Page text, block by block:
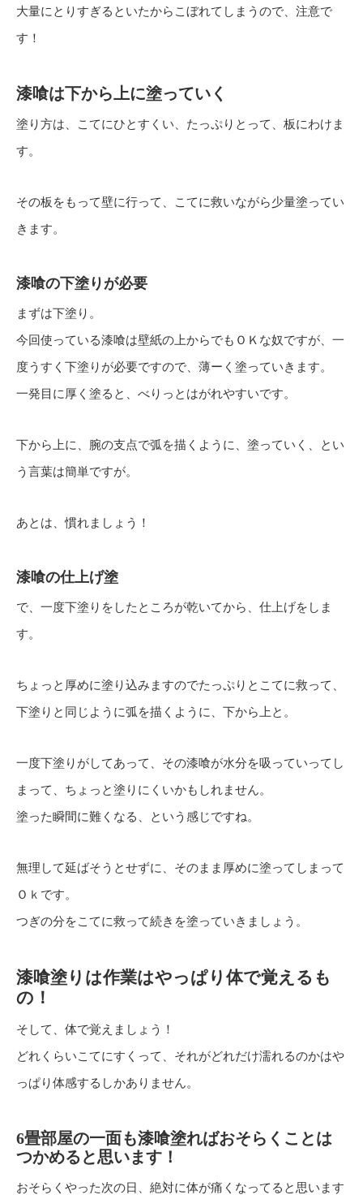
大量にとりすぎるといたからこぼれてしまうので、注意で
す！
漆喰は下から上に塗っていく
塗り方は、こてにひとすくい、たっぷりとって、板にわけま
す。
その板をもって壁に行って、こてに救いながら少量塗ってい
きます。
漆喰の下塗りが必要
まずは下塗り。
今回使っている漆喰は壁紙の上からでもＯＫな奴ですが、一
度うすく下塗りが必要ですので、薄ーく塗っていきます。
一発目に厚く塗ると、べりっとはがれやすいです。
下から上に、腕の支点で弧を描くように、塗っていく、とい
う言葉は簡単ですが。
あとは、慣れましょう！
漆喰の仕上げ塗
で、一度下塗りをしたところが乾いてから、仕上げをしま
す。
ちょっと厚めに塗り込みますのでたっぷりとこてに救って、
下塗りと同じように弧を描くように、下から上と。
一度下塗りがしてあって、その漆喰が水分を吸っていってし
まって、ちょっと塗りにくいかもしれません。
塗った瞬間に難くなる、という感じですね。
無理して延ばそうとせずに、そのまま厚めに塗ってしまって
Ｏｋです。
つぎの分をこてに救って続きを塗っていきましょう。
漆喰塗りは作業はやっぱり体で覚えるも
の！
そして、体で覚えましょう！
どれくらいこてにすくって、それがどれだけ濡れるのかはや
っぱり体感するしかありません。
6畳部屋の一面も漆喰塗ればおそらくことは
つかめると思います！
おそらくやった次の日、絶対に体が痛くなってると思います